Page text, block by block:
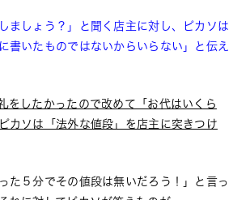
ましょう？」と聞く店主に対し、ピカソは
書いたものではないからいらない」と伝え
をしたかったので改めて「お代はいくら
カソは「法外な値段」を店主に突きつけ
た５分でその値段は無いだろう！」と言っ